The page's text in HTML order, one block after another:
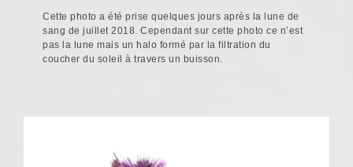
Cette photo a été prise quelques jours après la lune de
sang de juillet 2018. Cependant sur cette photo ce n’est
pas la lune mais un halo formé par la filtration du
coucher du soleil à travers un buisson.